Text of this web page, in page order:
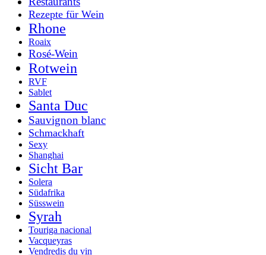
Rezepte für Wein
Rhone
Roaix
Rosé-Wein
Rotwein
RVF
Sablet
Santa Duc
Sauvignon blanc
Schmackhaft
Sexy
Shanghai
Sicht Bar
Solera
Südafrika
Süsswein
Syrah
Touriga nacional
Vacqueyras
Vendredis du vin